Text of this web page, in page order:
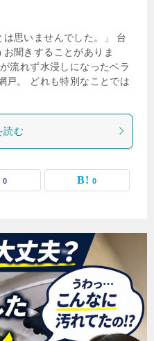
は思いませんでした。」 台
聞きすることがありま
流れず水浸しになったベラ
戸。 どれも特別なことでは
読む
0 0